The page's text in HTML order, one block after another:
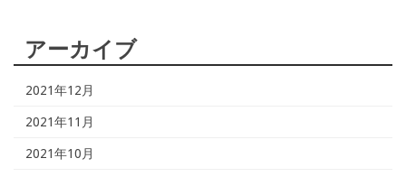
アーカイブ
2021年12月
2021年11月
2021年10月